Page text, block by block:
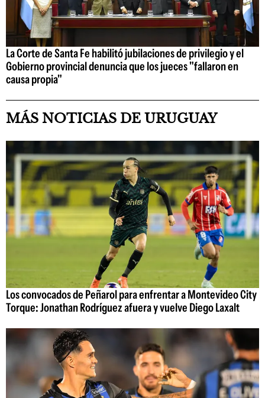
La Corte de Santa Fe habilitó jubilaciones de privilegio y el
Gobierno provincial denuncia que los jueces "fallaron en
causa propia"
MÁS NOTICIAS DE URUGUAY
Los convocados de Peñarol para enfrentar a Montevideo City
Torque: Jonathan Rodríguez afuera y vuelve Diego Laxalt